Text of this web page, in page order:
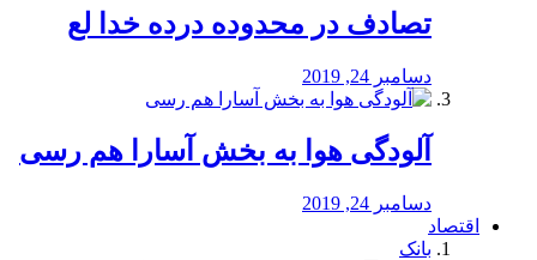
تصادف در محدوده درده خدا لع
دسامبر 24, 2019
آلودگی هوا به بخش آسارا هم رسی
دسامبر 24, 2019
اقتصاد
بانک